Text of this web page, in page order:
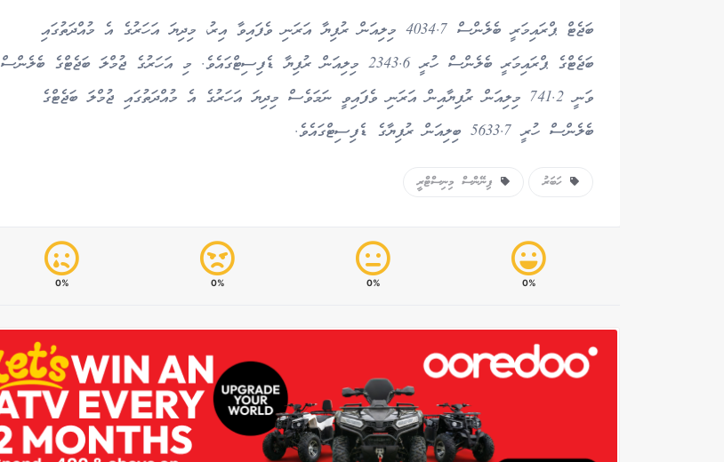
ބަޖެޓް ޕްރައިމަރީ ބެލެންސް 4034.7 މިލިއަން ރުފިޔާ އަރަނި ވެފައިވާ އިރު، މިދިޔަ އަހަރުގެ އެ މުއްދަތުގައި
ބަޖެޓްގެ ޕްރައިމަރީ ބެލެންސް ހުރީ 2343.6 މިލިއަން ރުފިޔާ ޑެފިސިޓްގައެވެ. މި އަހަރުގެ ޖުމްލަ ބަޖެޓްގެ ބެލެންސް
ވަނީ 741.2 މިލިއަން ރުފިޔާއިން އަރަނި ވެފައިވީ ނަމަވެސް މިދިޔަ އަހަރުގެ އެ މުއްދަތުގައި ޖުމްލަ ބަޖެޓްގެ
ބެލެންސް ހުރީ 5633.7 ބިލިއަން ރުފިޔާގެ ޑެފިސިޓްގައެވެ.
ހަބަރު ފިނޭންސް މިނިސްޓްރީ
0%
0%
0%
0%